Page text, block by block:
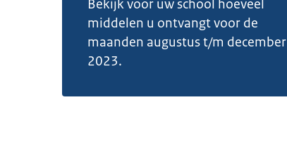
Bekijk voor uw school hoeveel
middelen u ontvangt voor de
maanden augustus t/m december
2023.